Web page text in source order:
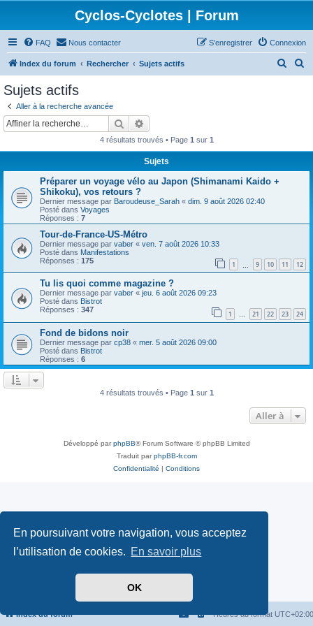
En poursuivant votre navigation, vous acceptez
l’utilisation de cookies. En savoir plus
OK
Cyclos-Cyclotes | Forum
FAQ Nous contacter Connexion
S’enregistrer
Index du forum Rechercher Sujets actifs
Sujets actifs
Aller à la recherche avancée
Rechercher
4 résultats trouvés • Page 1 sur 1
Sujets
Préparer un voyage vélo au Japon (Shimanami Kaido +
Shikoku), vos retours ?
Dernier message par Baroudeuse_Sarah « dim. 9 août 2026 02:40
Posté dans Voyages
Réponses : 7
Tour-de-France-US-Métro
Dernier message par vaber « ven. 7 août 2026 10:33
Posté dans Manifestations
Réponses : 175 1 9 10 11 12
Tu lis quoi comme magazine ?
Dernier message par vaber « jeu. 6 août 2026 09:23
Posté dans Bistrot
Réponses : 347 1 … 21 22 23 24
Fond de bidons noir
Dernier message par cp38 « mer. 5 août 2026 09:00
Posté dans Bistrot
Réponses : 6
4 résultats trouvés • Page 1 sur 1
Aller à
Index du forum Heures au format UTC+02:00
Développé parphpBB® Forum Software © phpBB Limited
Traduit parphpBB-fr.com
Confidentialité | Conditions